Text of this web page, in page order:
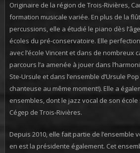
Originaire de la région de Trois-Rivières,
formation musicale variée. En plus de la
percussions, elle a étudié le piano dès
écoles du pré-conservatoire. Elle
avec l’école Vincent et dans de nombreux
parcours l’a amenée à jouer dans
Ste-Ursule et dans l’ensemble d’Ursule
chanteuse au même moment!). Elle a
ensembles, dont le jazz vocal de son
Cégep de Trois-Rivières.
Depuis 2010, elle fait partie de l’ensemble
en est la présidente également. Cet